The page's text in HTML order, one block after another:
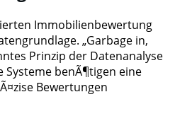
Immobilienbewertung
„Garbage in,
Prinzip der Datenanalyse
Systeme benÃ¶tigen eine
Bewertungen